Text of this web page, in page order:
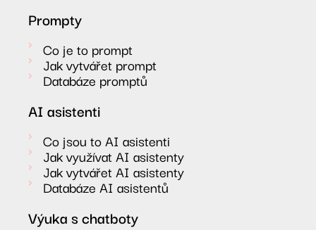
Prompty
Co je to prompt
Jak vytvářet prompt
Databáze promptů
AI asistenti
Co jsou to AI asistenti
Jak využívat AI asistenty
Jak vytvářet AI asistenty
Databáze AI asistentů
Výuka s chatboty